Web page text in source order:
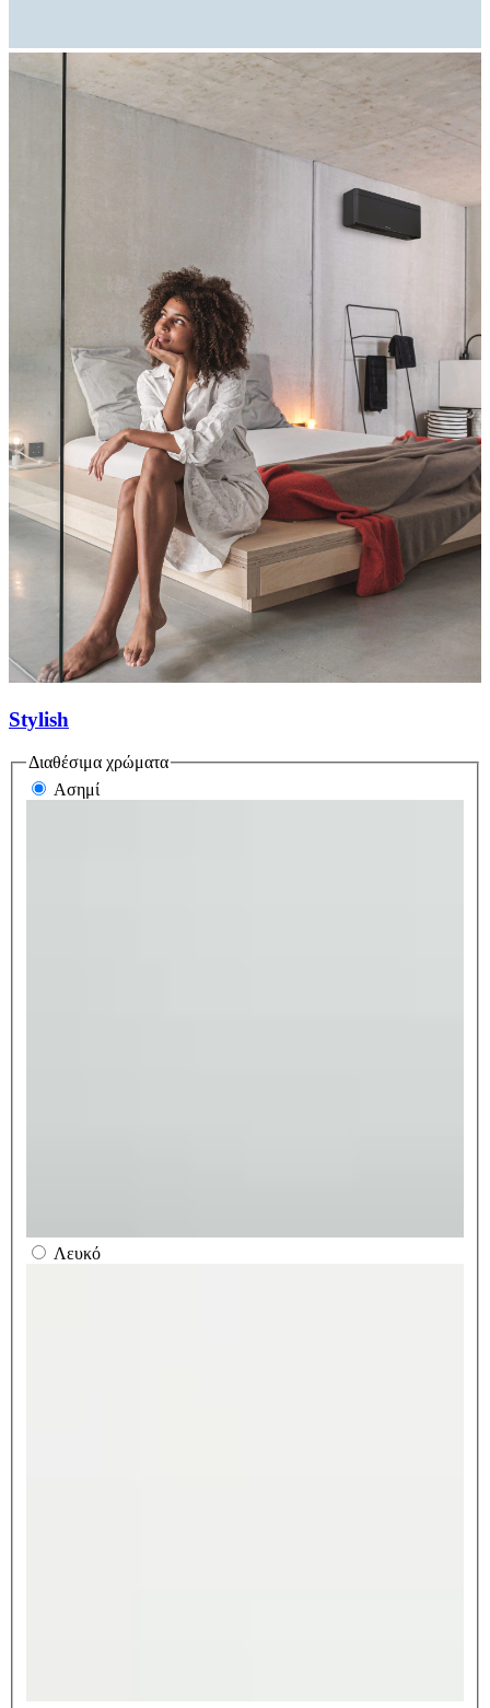
Stylish
Διαθέσιμα χρώματα
Ασημί
Λευκό